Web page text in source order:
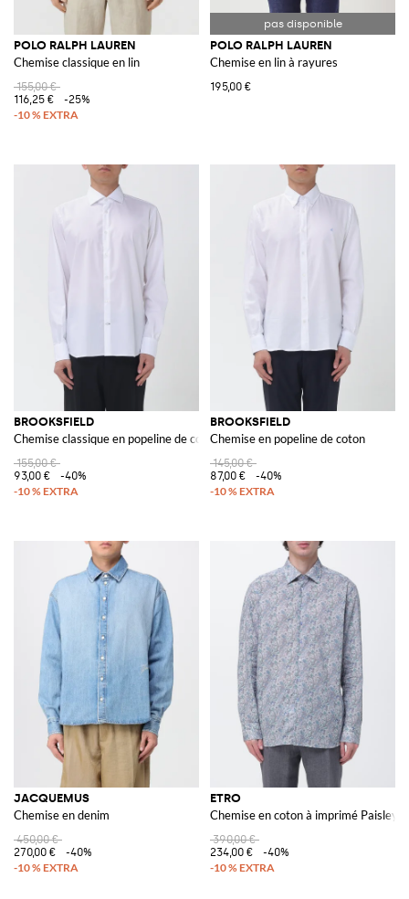
POLO RALPH LAUREN
Chemise classique en lin
155,00 €
116,25 €
-25%
POLO RALPH LAUREN
Chemise en lin à rayures
195,00 €
BROOKSFIELD
Chemise classique en popeline de coton
155,00 €
93,00 €
-40%
BROOKSFIELD
Chemise en popeline de coton
145,00 €
87,00 €
-40%
JACQUEMUS
Chemise en denim
450,00 €
270,00 €
-40%
ETRO
Chemise en coton à imprimé Paisley
390,00 €
234,00 €
-40%